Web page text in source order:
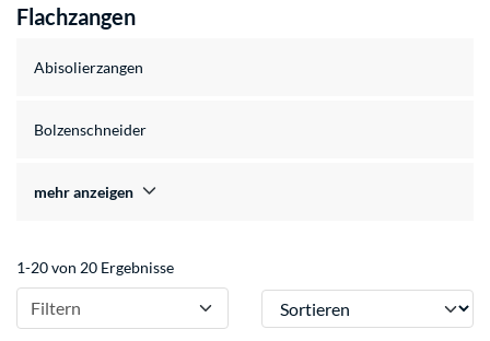
Flachzangen
Abisolierzangen
Bolzenschneider
mehr anzeigen
1-20 von 20 Ergebnisse
Filtern Sortieren